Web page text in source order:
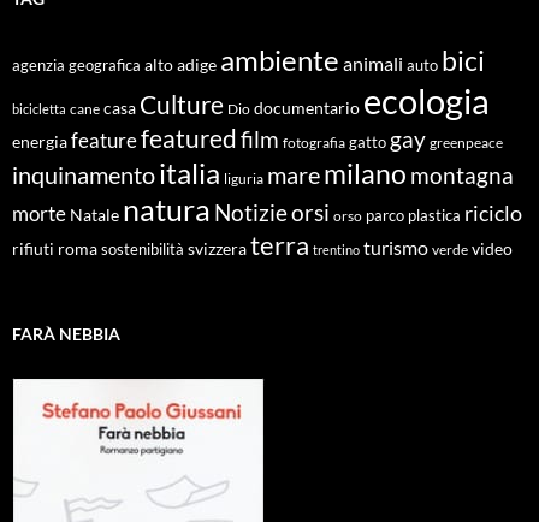
agenzia geografica alto adige ambiente animali auto bici
bicicletta cane casa Culture Dio documentario ecologia
energiafeaturefeaturedfilm fotografia gatto gay greenpeace
inquinamentoitalia liguria maremilano montagna
morte Natale natura Notizieorsi orso parco plastica riciclo
rifiuti roma sostenibilità svizzeraterra trentino turismo verde video
FARÀ NEBBIA